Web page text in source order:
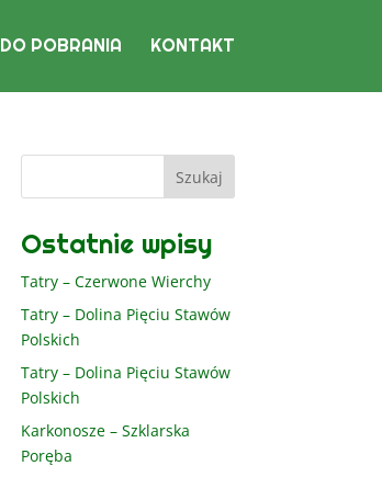
DO POBRANIA KONTAKT
Ostatnie wpisy
Tatry – Czerwone Wierchy
Tatry – Dolina Pięciu Stawów
Polskich
Tatry – Dolina Pięciu Stawów
Polskich
Karkonosze – Szklarska
Poręba